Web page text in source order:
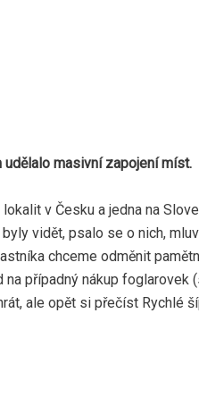
udělalo masivní zapojení míst.
v Česku a jedna na
vidět, psalo se o nich,
chceme odměnit
na případný nákup foglarovek
ale opět si přečíst Rychlé